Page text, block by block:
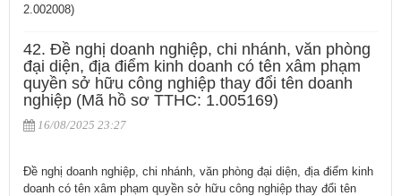
2.002008)
42. Đề nghị doanh nghiệp, chi nhánh, văn phòng
đại diện, địa điểm kinh doanh có tên xâm phạm
quyền sở hữu công nghiệp thay đổi tên doanh
nghiệp (Mã hồ sơ TTHC: 1.005169)
16/08/2025 23:27
Đề nghị doanh nghiệp, chi nhánh, văn phòng đại diện, địa điểm kinh
doanh có tên xâm phạm quyền sở hữu công nghiệp thay đổi tên